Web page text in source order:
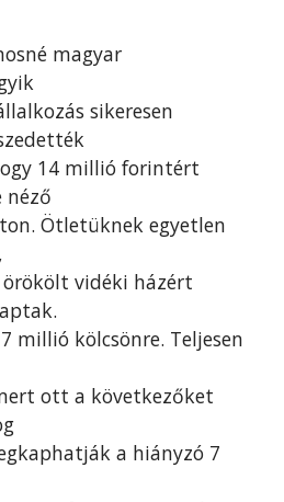
magyar
sikeresen
14 millió forintért
néző
Ötletüknek egyetlen
vidéki házért
millió kölcsönre. Teljesen
ott a következőket
a hiányzó 7